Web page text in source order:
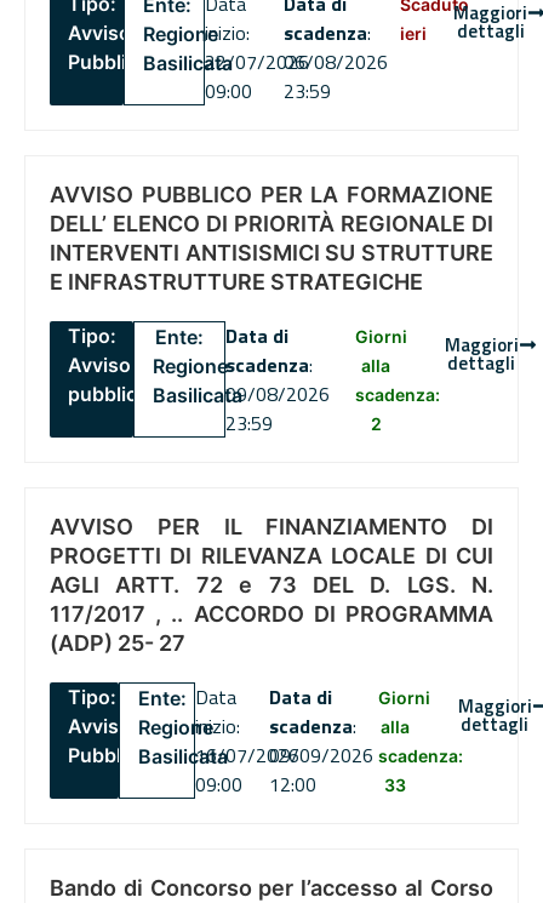
Avviso
Pubblico
Ente:
Regione
Basilicata
inizio:
22/07/2026
09:00
scadenza:
06/08/2026
23:59
Scaduto
ieri
Maggiori
dettagli
AVVISO PUBBLICO PER LA FORMAZIONE
DELL’ ELENCO DI PRIORITÀ REGIONALE DI
INTERVENTI ANTISISMICI SU STRUTTURE
E INFRASTRUTTURE STRATEGICHE
Tipo:
Avviso
pubblico
Ente:
Regione
Basilicata
Data di
scadenza:
09/08/2026
23:59
Giorni
alla
scadenza:
2
Maggiori
dettagli
AVVISO PER IL FINANZIAMENTO DI
PROGETTI DI RILEVANZA LOCALE DI CUI
AGLI ARTT. 72 e 73 DEL D. LGS. N.
117/2017 , .. ACCORDO DI PROGRAMMA
(ADP) 25- 27
Tipo:
Avviso
Pubblico
Ente:
Regione
Basilicata
Data
inizio:
16/07/2026
09:00
Data di
scadenza:
09/09/2026
12:00
Giorni
alla
scadenza:
33
Maggiori
dettagli
Bando di Concorso per l’accesso al Corso